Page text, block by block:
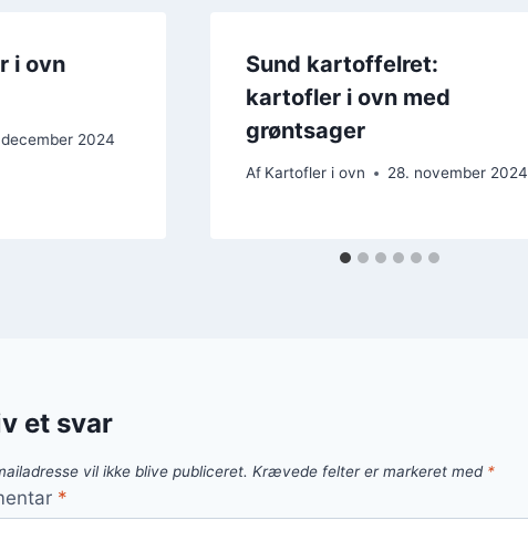
i ovn
2024
Sund kartoffelret:
kartofler i ovn med
grøntsager
Af Kartofler i ovn 28. november 2024
et svar
vil ikke blive publiceret. Krævede felter er markeret med *
*